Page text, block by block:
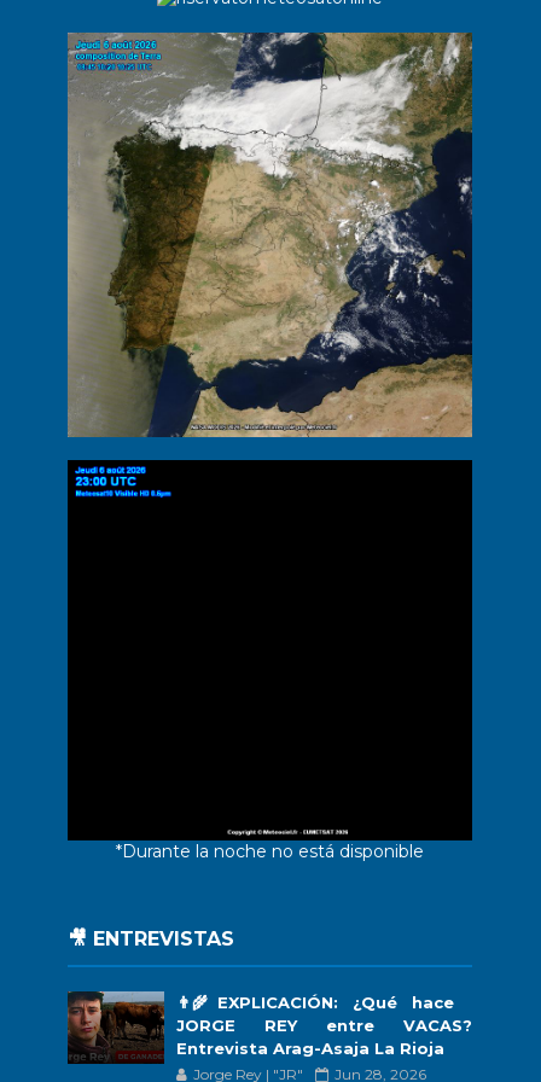
*Durante la noche no está disponible
🎥 ENTREVISTAS
👨‍🌾EXPLICACIÓN: ¿Qué hace
JORGE REY entre VACAS?
Entrevista Arag-Asaja La Rioja
Jorge Rey | "JR" Jun 28, 2026